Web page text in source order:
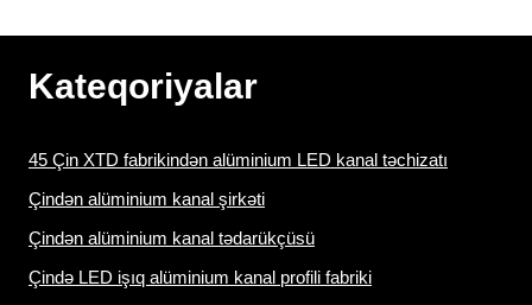
Kateqoriyalar
45 Çin XTD fabrikindən alüminium LED kanal təchizatı
Çindən alüminium kanal şirkəti
Çindən alüminium kanal tədarükçüsü
Çində LED işıq alüminium kanal profili fabriki